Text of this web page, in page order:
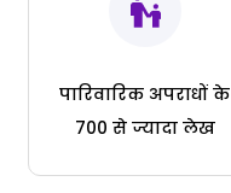
पारिवारिक अपराधों के
700 से ज्यादा लेख